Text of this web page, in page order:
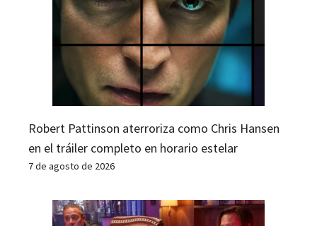
Robert Pattinson aterroriza como Chris Hansen
en el tráiler completo en horario estelar
7 de agosto de 2026